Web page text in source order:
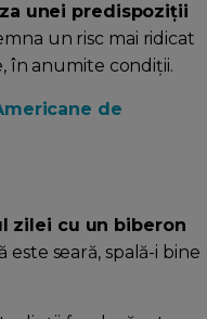
unei predispoziții
un risc mai ridicat
în anumite condiții.
de
zilei cu un biberon
seară, spală-i bine